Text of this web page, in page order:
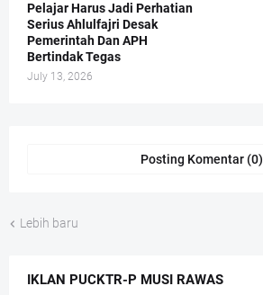
Pelajar Harus Jadi Perhatian
Serius Ahlulfajri Desak
Pemerintah Dan APH
Bertindak Tegas
July 13, 2026
Posting Komentar (0)
Lebih baru
IKLAN PUCKTR-P MUSI RAWAS